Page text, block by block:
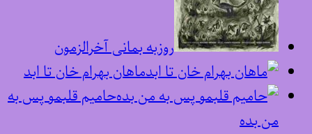
روزبه بمانی آخرالزمون
ماهان بهرام خان تا ابد
حامیم قلبمو پس به
من بده